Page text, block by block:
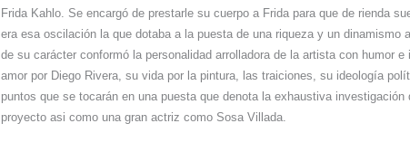
Frida Kahlo. Se encargó de prestarle su cuerpo a Frida para que de rienda
era esa oscilación la que dotaba a la puesta de una riqueza y un dinamismo
de su carácter conformó la personalidad arrolladora de la artista con humor
amor por Diego Rivera, su vida por la pintura, las traiciones, su ideología
puntos que se tocarán en una puesta que denota la exhaustiva investigación
proyecto asi como una gran actriz como Sosa Villada.